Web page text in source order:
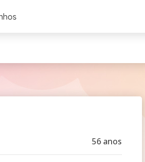
56 anos